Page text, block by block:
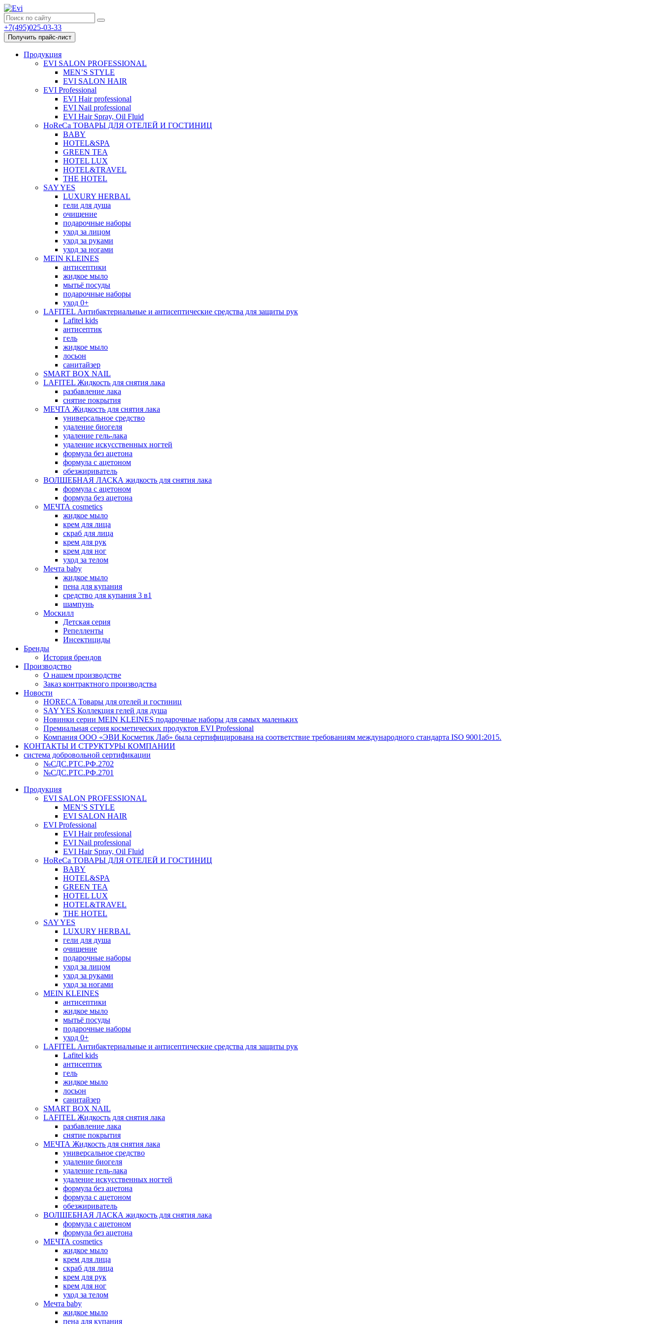
+7(495)025-03-33
Получить прайс-лист
Продукция
EVI SALON PROFESSIONAL
MEN’S STYLE
EVI SALON HAIR
EVI Professional
EVI Hair professional
EVI Nail professional
EVI Hair Spray, Oil Fluid
HoReCa ТОВАРЫ ДЛЯ ОТЕЛЕЙ И ГОСТИНИЦ
BABY
HOTEL&SPA
GREEN TEA
HOTEL LUX
HOTEL&TRAVEL
THE HOTEL
SAY YES
LUXURY HERBAL
гели для душа
очищение
подарочные наборы
уход за лицом
уход за руками
уход за ногами
MEIN KLEINES
антисептики
жидкое мыло
мытьё посуды
подарочные наборы
уход 0+
LAFITEL Антибактериальные и антисептические средства для защиты рук
Lafitel kids
антисептик
гель
жидкое мыло
лосьон
санитайзер
SMART BOX NAIL
LAFITEL Жидкость для снятия лака
разбавление лака
снятие покрытия
МЕЧТА Жидкость для снятия лака
универсальное средство
удаление биогеля
удаление гель-лака
удаление искусственных ногтей
формула без ацетона
формула с ацетоном
обезжириватель
ВОЛШЕБНАЯ ЛАСКА жидкость для снятия лака
формула с ацетоном
формула без ацетона
МЕЧТА cosmetics
жидкое мыло
крем для лица
скраб для лица
крем для рук
крем для ног
уход за телом
Мечта baby
жидкое мыло
пена для купания
средство для купания 3 в1
шампунь
Москилл
Детская серия
Репелленты
Инсектициды
Бренды
История брендов
Производство
О нашем производстве
Заказ контрактного производства
Новости
HORECA Товары для отелей и гостиниц
SAY YES Коллекция гелей для душа
Новинки серии MEIN KLEINES подарочные наборы для самых маленьких
Премиальная серия косметических продуктов EVI Professional
Компания ООО «ЭВИ Косметик Лаб» была сертифицирована на соответствие требованиям международного стандарта ISO 9001:2015.
КОНТАКТЫ И СТРУКТУРЫ КОМПАНИИ
система добровольной сертификации
№СДС.РТС.РФ.2702
№СДС.РТС.РФ.2701
Продукция
EVI SALON PROFESSIONAL
MEN’S STYLE
EVI SALON HAIR
EVI Professional
EVI Hair professional
EVI Nail professional
EVI Hair Spray, Oil Fluid
HoReCa ТОВАРЫ ДЛЯ ОТЕЛЕЙ И ГОСТИНИЦ
BABY
HOTEL&SPA
GREEN TEA
HOTEL LUX
HOTEL&TRAVEL
THE HOTEL
SAY YES
LUXURY HERBAL
гели для душа
очищение
подарочные наборы
уход за лицом
уход за руками
уход за ногами
MEIN KLEINES
антисептики
жидкое мыло
мытьё посуды
подарочные наборы
уход 0+
LAFITEL Антибактериальные и антисептические средства для защиты рук
Lafitel kids
антисептик
гель
жидкое мыло
лосьон
санитайзер
SMART BOX NAIL
LAFITEL Жидкость для снятия лака
разбавление лака
снятие покрытия
МЕЧТА Жидкость для снятия лака
универсальное средство
удаление биогеля
удаление гель-лака
удаление искусственных ногтей
формула без ацетона
формула с ацетоном
обезжириватель
ВОЛШЕБНАЯ ЛАСКА жидкость для снятия лака
формула с ацетоном
формула без ацетона
МЕЧТА cosmetics
жидкое мыло
крем для лица
скраб для лица
крем для рук
крем для ног
уход за телом
Мечта baby
жидкое мыло
пена для купания